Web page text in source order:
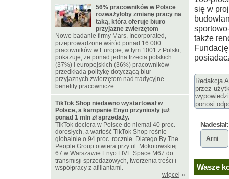
się w
także
Redakcja
przez
ponosi
Nadesłał:
Arni
Wasze
56% pracowników w Polsce
rozważyłoby zmianę pracy na
taką, która oferuje biuro
przyjazne zwierzętom
Nowe badanie firmy Mars, Incorporated,
przeprowadzone wśród ponad 16 000
pracowników w Europie, w tym 1001 z Polski,
pokazuje, że ponad jedna trzecia polskich
(37%) i europejskich (36%) pracowników
przedkłada politykę dotyczącą biur
przyjaznych zwierzętom nad tradycyjne
benefity pracownicze.
TikTok Shop niedawno wystartował w
Polsce, a kampanie Enyo przyniosły już
ponad 1 mln zł sprzedaży.
TikTok dociera w Polsce do niemal 40 proc.
dorosłych, a wartość TikTok Shop rośnie
globalnie o 94 proc. rocznie. Dlatego By The
People Group otwiera przy ul. Mokotowskiej
67 w Warszawie Enyo LIVE Space M67 do
transmisji sprzedażowych, tworzenia treści i
współpracy z afiliantami.
więcej »